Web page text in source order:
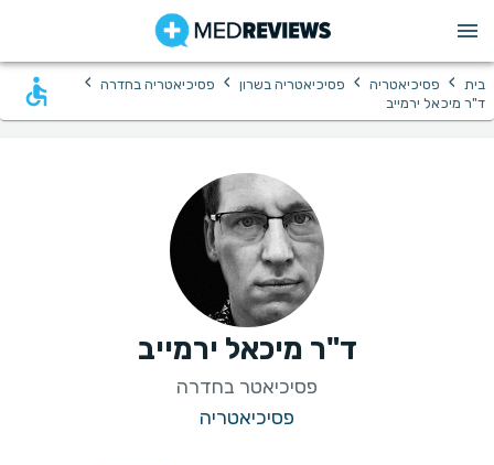
בית › פסיכיאטריה › פסיכיאטריה בשרון › פסיכיאטריה בחדרה ›
ד"ר מיכאל ירמייב
ד"ר מיכאל ירמייב
פסיכיאטר בחדרה
פסיכיאטריה